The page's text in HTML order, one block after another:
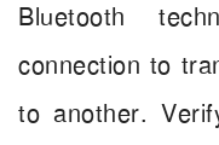
Bluetooth
connection to
to another.